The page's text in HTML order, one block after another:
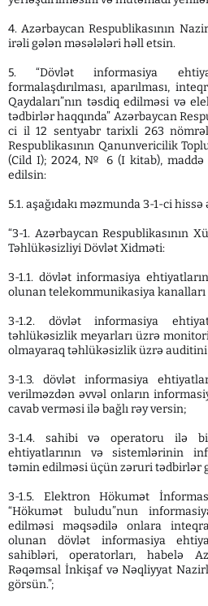
4. Azərbaycan Respublikasının
irəli gələn məsələləri həll etsin.
5. “Dövlət informasiya
formalaşdırılması, aparılması,
Qaydaları”nın təsdiq edilməsi və
tədbirlər haqqında” Azərbaycan
ci il 12 sentyabr tarixli 263
Respublikasının Qanunvericilik
(Cild I); 2024, № 6 (I kitab), maddə
edilsin:
5.1. aşağıdakı məzmunda 3-1-ci
“3-1. Azərbaycan Respublikasının
Təhlükəsizliyi Dövlət Xidməti:
3-1.1. dövlət informasiya
olunan telekommunikasiya
3-1.2. dövlət informasiya
təhlükəsizlik meyarları üzrə
olmayaraq təhlükəsizlik üzrə
3-1.3. dövlət informasiya
verilməzdən əvvəl onların
cavab verməsi ilə bağlı rəy versin;
3-1.4. sahibi və operatoru ilə
ehtiyatlarının və sistemlərinin
təmin edilməsi üçün zəruri tədbirlər
3-1.5. Elektron Hökumət
“Hökumət buludu”nun
edilməsi məqsədilə onlara
olunan dövlət informasiya
sahibləri, operatorları, habelə
Rəqəmsal İnkişaf və Nəqliyyat
görsün.”;